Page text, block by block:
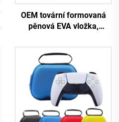
OEM tovární formovaná
pěnová EVA vložka,
krabice pro příslušenství k
dronům, přepravní
pouzdro